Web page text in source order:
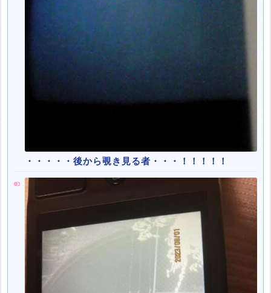
・・・・・後から覗き見る者・・・！！！！！